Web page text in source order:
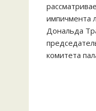
импичмента
Дональда
комитета